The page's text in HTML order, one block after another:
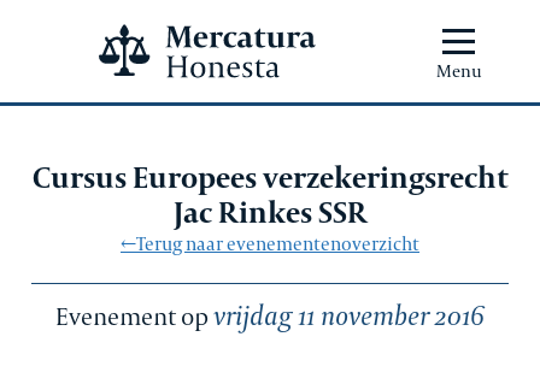
Menu
Cursus Europees verzekeringsrecht
Jac Rinkes SSR
←Terug naar evenementenoverzicht
Evenement opvrijdag 11 november 2016